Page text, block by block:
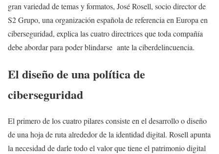
gran variedad de temas y formatos, José Rosell, socio director de
S2 Grupo, una organización española de referencia en Europa en
ciberseguridad, explica las cuatro directrices que toda compañía
debe abordar para poder blindarse ante la ciberdelincuencia.
El diseño de una política de
ciberseguridad
El primero de los cuatro pilares consiste en el desarrollo o diseño
de una hoja de ruta alrededor de la identidad digital. Rosell apunta
la necesidad de darle todo el valor que tiene el patrimonio digital